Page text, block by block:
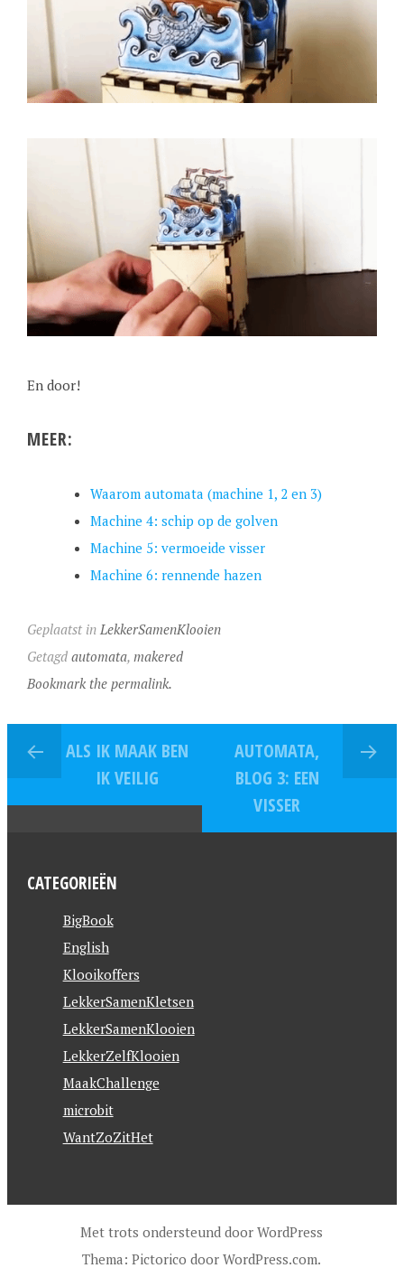
En door!
MEER:
Waarom automata (machine 1, 2 en 3)
Machine 4: schip op de golven
Machine 5: vermoeide visser
Machine 6: rennende hazen
Geplaatst in LekkerSamenKlooien
Getagd automata, makered
Bookmark the permalink.
ALS IK MAAK BEN
IK VEILIG
AUTOMATA,
BLOG 3: EEN
VISSER
CATEGORIEËN
BigBook
English
Klooikoffers
LekkerSamenKletsen
LekkerSamenKlooien
LekkerZelfKlooien
MaakChallenge
microbit
WantZoZitHet
Met trots ondersteund door WordPress
Thema: Pictorico doorWordPress.com.